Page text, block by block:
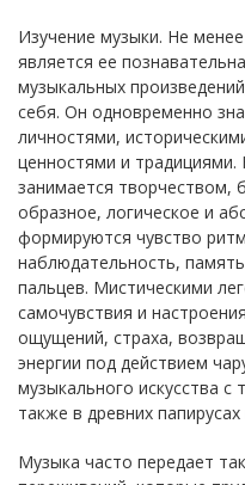
Изучение музыки. Не
является ее
музыкальных
себя. Он одновременно
личностями,
ценностями и
занимается творчеством,
образное, логическое и
формируются чувство
наблюдательность,
пальцев. Мистическими
самочувствия и
ощущений, страха,
энергии под действием
музыкального искусства
также в древних
Музыка часто передает